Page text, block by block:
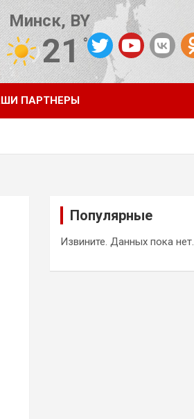
Минск, BY
21°C
от OpenWeatherMap
ПАРТНЕРЫ
Популярные
Извините. Данных пока нет.